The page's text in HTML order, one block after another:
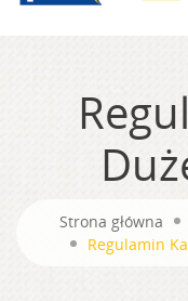
Strona główna
Regulamin